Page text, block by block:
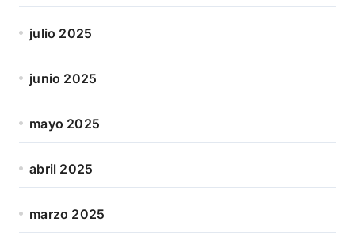
julio 2025
junio 2025
mayo 2025
abril 2025
marzo 2025